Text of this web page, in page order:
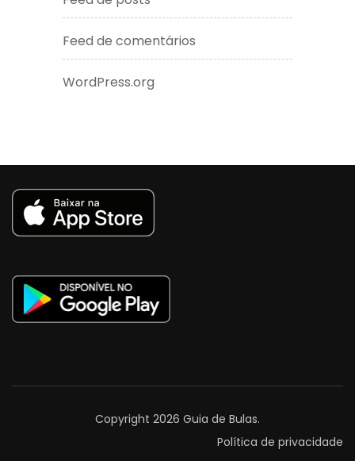
Feed de comentários
WordPress.org
Copyright 2026 Guia de Bulas.
Política de privacidade